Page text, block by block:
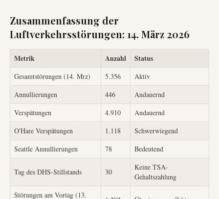
Zusammenfassung der
Luftverkehrsstörungen: 14. März 2026
Metrik Anzahl Status
Gesamtstörungen (14. Mrz) 5.356
Aktiv
Annullierungen
446
Andauernd
Verspätungen
4.910
Andauernd
O'Hare Verspätungen
1.118
Schwerwiegend
Seattle Annullierungen
78 Bedeutend
Tag des DHS-Stillstands 30
Keine TSA-
Gehaltszahlung
Störungen am Vortag (13.